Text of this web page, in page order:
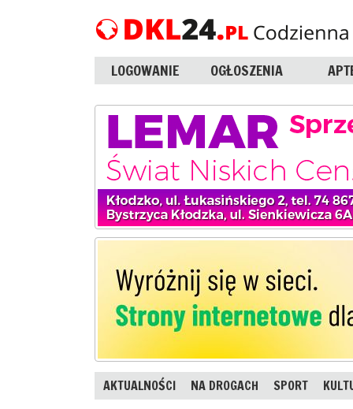
LOGOWANIE OGŁOSZENIA
AKTUALNOŚCI NA DROGACH SPORT